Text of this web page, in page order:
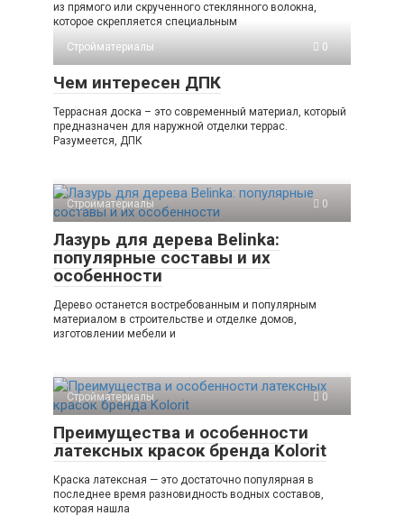
из прямого или скрученного стеклянного волокна,
которое скрепляется специальным
Стройматериалы
0
Чем интересен ДПК
Террасная доска – это современный материал, который
предназначен для наружной отделки террас.
Разумеется, ДПК
Стройматериалы 0
Лазурь для дерева Belinka:
популярные составы и их
особенности
Дерево останется востребованным и популярным
материалом в строительстве и отделке домов,
изготовлении мебели и
Стройматериалы 0
Преимущества и особенности
латексных красок бренда Kolorit
Краска латексная — это достаточно популярная в
последнее время разновидность водных составов,
которая нашла